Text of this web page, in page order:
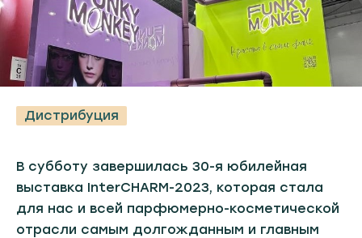
Дистрибуция
В субботу завершилась 30-я юбилейная
выставка InterCHARM-2023, которая стала
для нас и всей парфюмерно-косметической
отрасли самым долгожданным и главным